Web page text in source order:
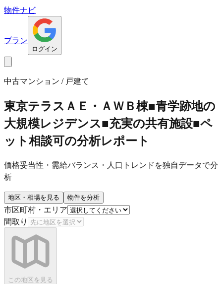
物件ナビ
プラン
ログイン
中古マンション / 戸建て
東京テラスＡＥ・ＡＷＢ棟■青学跡地の
大規模レジデンス■充実の共有施設■ペ
ット相談可の分析レポート
価格妥当性・需給バランス・人口トレンドを独自データで分
析
地区・相場を見る 物件を分析
市区町村・エリア
間取り
この地区を見る